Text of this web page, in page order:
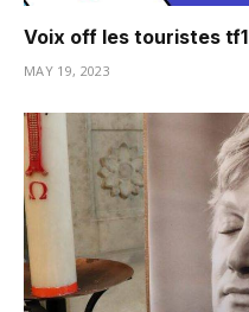
Voix off les touristes tf1
MAY 19, 2023